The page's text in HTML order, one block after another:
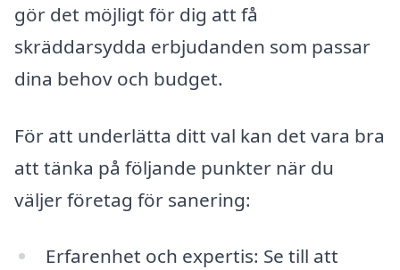
gör det möjligt för dig att få
skräddarsydda erbjudanden som passar
dina behov och budget.
För att underlätta ditt val kan det vara bra
att tänka på följande punkter när du
väljer företag för sanering:
Erfarenhet och expertis: Se till att